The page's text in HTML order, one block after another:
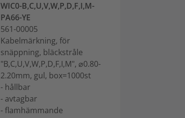
WIC0-B,C,U,V,W,P,D,F,I,M-
PA66-YE
561-00005
Kabelmärkning, för
snäppning, bläckstråle
"B,C,U,V,W,P,D,F,I,M", ⌀0.80-
2.20mm, gul, box=1000st
- hållbar
- avtagbar
- flamhämmande